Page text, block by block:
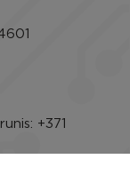
+371